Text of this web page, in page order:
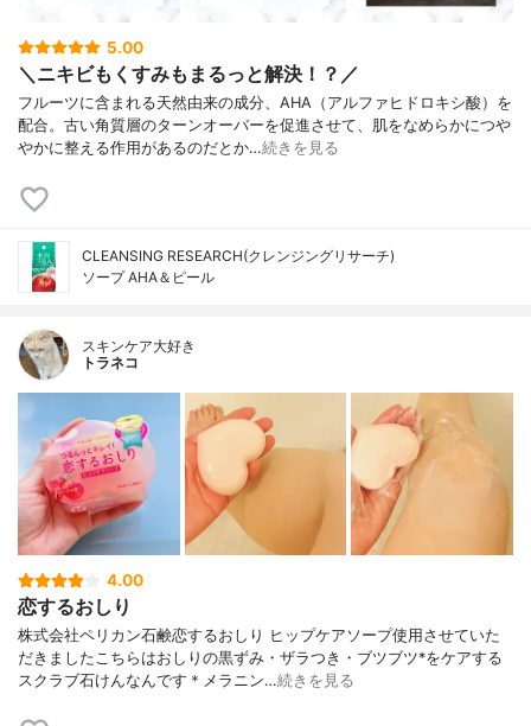
5.00
＼ニキビもくすみもまるっと解決！？／
フルーツに含まれる天然由来の成分、AHA（アルファヒドロキシ酸）を
配合。古い角質層のターンオーバーを促進させて、肌をなめらかにつや
やかに整える作用があるのだとか…続きを見る
CLEANSING RESEARCH(クレンジングリサーチ)
ソープ AHA＆ピール
スキンケア大好き
トラネコ
4.00
恋するおしり
株式会社ペリカン石鹸恋するおしり ヒップケアソープ使用させていた
だきましたこちらはおしりの黒ずみ・ザラつき・ブツブツ*をケアする
スクラブ石けんなんです＊メラニン…続きを見る